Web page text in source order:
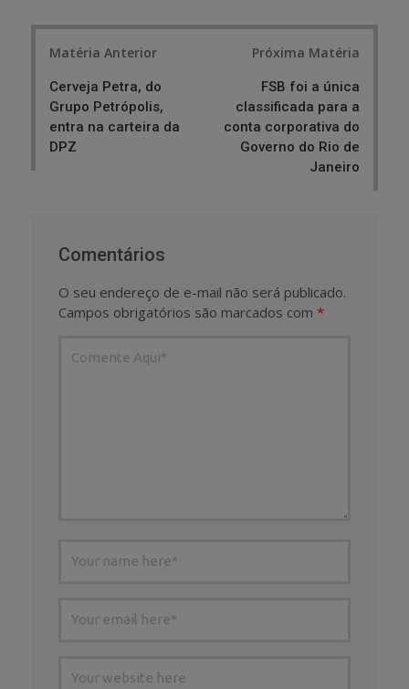
Matéria Anterior
Cerveja Petra, do
Grupo Petrópolis,
entra na carteira da
DPZ
Próxima Matéria
FSB foi a única
classificada para a
conta corporativa do
Governo do Rio de
Janeiro
Comentários
O seu endereço de e-mail não será publicado.
Campos obrigatórios são marcados com *